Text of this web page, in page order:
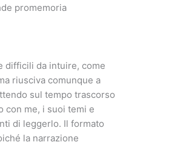
promemoria
difficili da intuire, come
riusciva comunque a
sul tempo trascorso
con me, i suoi temi e
di leggerlo. Il formato
la narrazione